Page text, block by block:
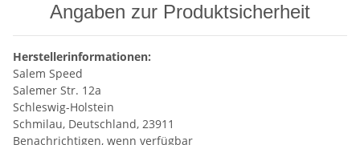
Angaben zur Produktsicherheit
Herstellerinformationen:
Salem Speed
Salemer Str. 12a
Schleswig-Holstein
Schmilau, Deutschland, 23911
Benachrichtigen, wenn verfügbar